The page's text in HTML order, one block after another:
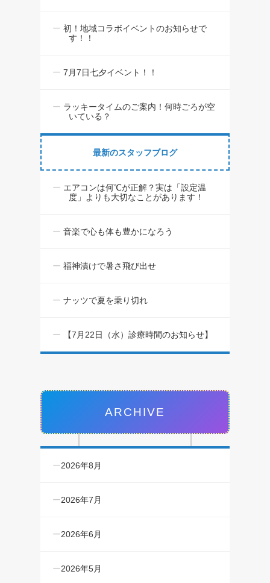
初！地域コラボイベントのお知らせで
す！！
7月7日七夕イベント！！
ラッキータイムのご案内！何時ごろが空
いている？
最新のスタッフブログ
エアコンは何℃が正解？実は「設定温
度」よりも大切なことがあります！
音楽で心も体も豊かになろう
福神漬けで暑さ飛び出せ
ナッツで夏を乗り切れ
【7月22日（水）診療時間のお知らせ】
ARCHIVE
2026年8月
2026年7月
2026年6月
2026年5月